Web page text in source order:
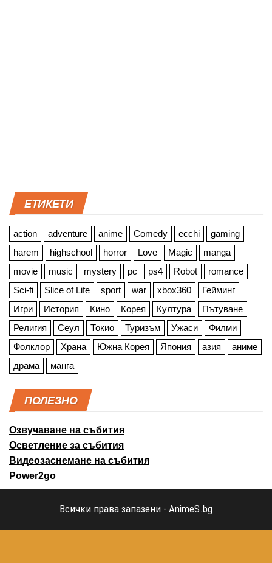
ЕТИКЕТИ
action adventure anime Comedy ecchi
gaming
harem
highschool horror Love Magic
manga
movie
music mystery pc ps4 Robot
romance
Sci-fi
Slice of Life sport war xbox360
Гейминг
Игри
История Кино Корея Култура
Пътуване
Религия
Сеул Токио Туризъм Ужаси
Филми
Фолклор
Храна Южна Корея Япония азия
аниме
драма
манга
ПОЛЕЗНО
Озвучаване на събития
Осветление за събития
Видеозаснемане на събития
Power2go
Всички права запазени - AnimeS.bg